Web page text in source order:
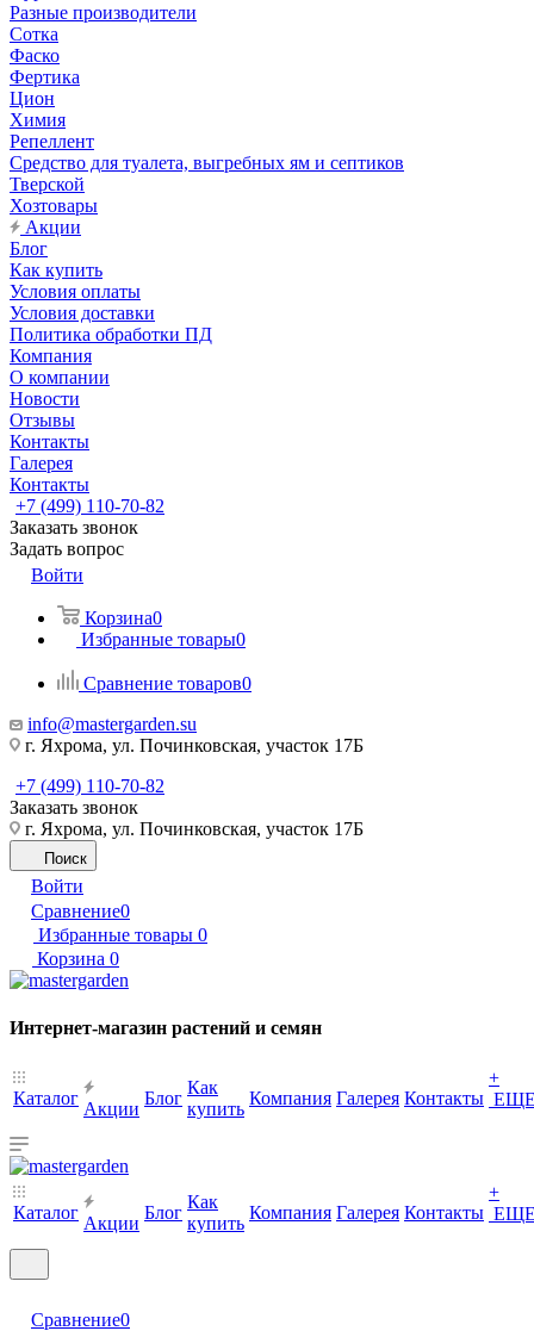
Разные производители
Сотка
Фаско
Фертика
Цион
Химия
Репеллент
Средство для туалета, выгребных ям и септиков
Тверской
Хозтовары
Акции
Блог
Как купить
Условия оплаты
Условия доставки
Политика обработки ПД
Компания
О компании
Новости
Отзывы
Контакты
Галерея
Контакты
+7 (499) 110-70-82
Заказать звонок
Задать вопрос
Войти
Корзина0
Избранные товары0
Сравнение товаров0
info@mastergarden.su
г. Яхрома, ул. Починковская, участок 17Б
+7 (499) 110-70-82
Заказать звонок
г. Яхрома, ул. Починковская, участок 17Б
Поиск
Войти
Сравнение0
Избранные товары 0
Корзина 0
Интернет-магазин растений и семян
Каталог
Акции
Блог
Как
купить
Компания Галерея Контакты
+
Каталог
Акции
Блог
Как
купить
Компания Галерея Контакты
+
Сравнение0